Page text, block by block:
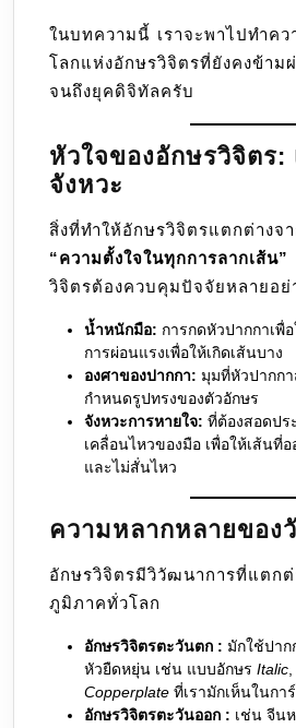
ในบทความนี้ เราจะพาไปทำคว
โลกแห่งอักษรวิจิตรที่ยังคงข้าม
จนถึงยุคดิจิทัลครับ
หัวใจของอักษรวิจิตร:
จังหวะ
สิ่งที่ทำให้อักษรวิจิตรแตกต่าง
“ความตั้งใจในทุกการลากเส้น”
วิจิตรต้องควบคุมปัจจัยหลายอย่
น้ำหนักมือ: การกดหัวปากกาเพื่
การผ่อนแรงเพื่อให้เกิดเส้นบาง
องศาของปากกา: มุมที่หัวปากก
กำหนดรูปทรงของตัวอักษร
จังหวะการหายใจ: ที่ต้องสอดปร
เคลื่อนไหวของมือ เพื่อให้เส้นที่
และไม่สั่นไหว
ความหลากหลายของ
อักษรวิจิตรมีวิวัฒนาการที่แตก
ภูมิภาคทั่วโลก
อักษรวิจิตรตะวันตก : มักใช้ปาก
หัวยืดหยุ่น เช่น แบบอักษร Italic,
Copperplate ที่เรามักเห็นในกา
อักษรวิจิตรตะวันออก : เช่น จีน